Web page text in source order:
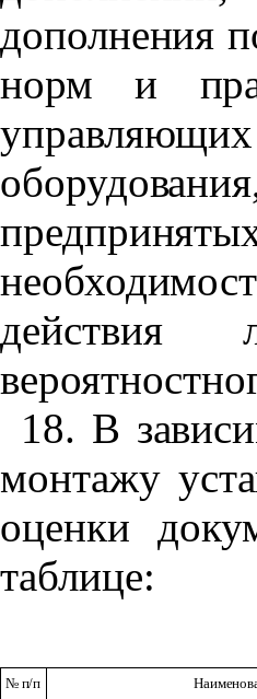
дополнения
норм и
действия
18. В
монтажу
оценки
таблице:
№ п/п